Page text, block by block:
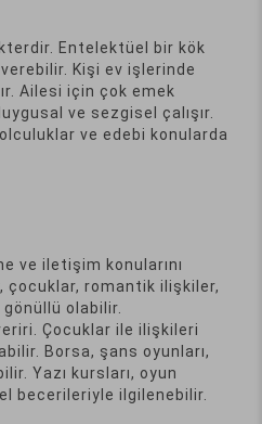
Entelektüel bir kök
Kişi ev işlerinde
Ailesi için çok emek
ve sezgisel çalışır.
ve edebi konularda
ve iletişim konularını
çocuklar, romantik ilişkiler,
olabilir.
Çocuklar ile ilişkileri
Borsa, şans oyunları,
Yazı kursları, oyun
becerileriyle ilgilenebilir.